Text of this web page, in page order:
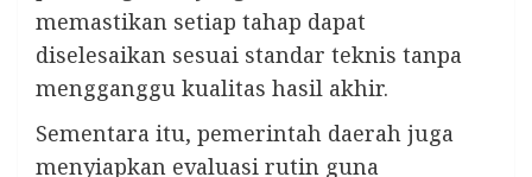
memastikan setiap tahap dapat
diselesaikan sesuai standar teknis tanpa
mengganggu kualitas hasil akhir.
Sementara itu, pemerintah daerah juga
menyiapkan evaluasi rutin guna